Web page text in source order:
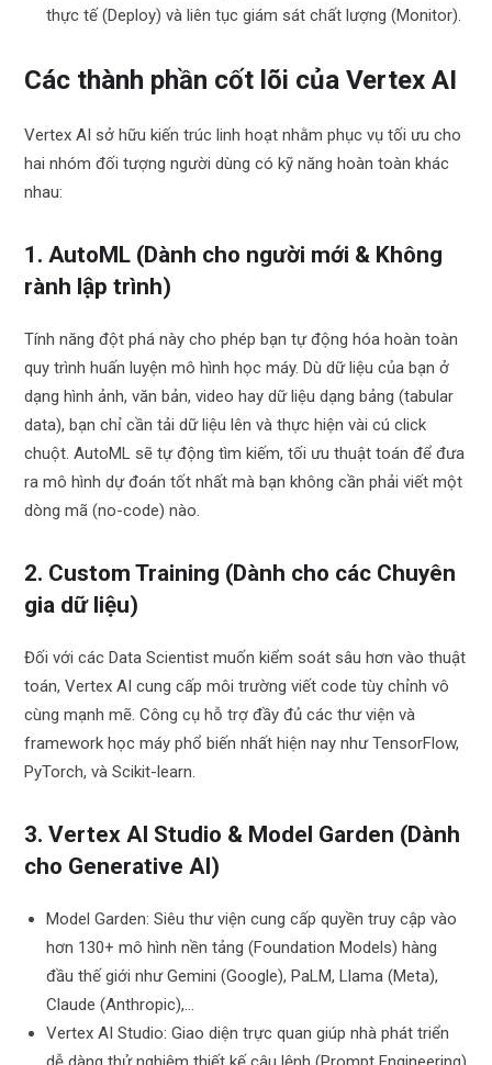
thực tế (Deploy) và liên tục giám sát chất lượng (Monitor).
Các thành phần cốt lõi của Vertex AI
Vertex AI sở hữu kiến trúc linh hoạt nhằm phục vụ tối ưu cho
hai nhóm đối tượng người dùng có kỹ năng hoàn toàn khác
nhau:
1. AutoML (Dành cho người mới & Không
rành lập trình)
Tính năng đột phá này cho phép bạn tự động hóa hoàn toàn
quy trình huấn luyện mô hình học máy. Dù dữ liệu của bạn ở
dạng hình ảnh, văn bản, video hay dữ liệu dạng bảng (tabular
data), bạn chỉ cần tải dữ liệu lên và thực hiện vài cú click
chuột. AutoML sẽ tự động tìm kiếm, tối ưu thuật toán để đưa
ra mô hình dự đoán tốt nhất mà bạn không cần phải viết một
dòng mã (no-code) nào.
2. Custom Training (Dành cho các Chuyên
gia dữ liệu)
Đối với các Data Scientist muốn kiểm soát sâu hơn vào thuật
toán, Vertex AI cung cấp môi trường viết code tùy chỉnh vô
cùng mạnh mẽ. Công cụ hỗ trợ đầy đủ các thư viện và
framework học máy phổ biến nhất hiện nay như TensorFlow,
PyTorch, và Scikit-learn.
3. Vertex AI Studio & Model Garden (Dành
cho Generative AI)
Model Garden: Siêu thư viện cung cấp quyền truy cập vào
hơn 130+ mô hình nền tảng (Foundation Models) hàng
đầu thế giới như Gemini (Google), PaLM, Llama (Meta),
Claude (Anthropic),…
Vertex AI Studio: Giao diện trực quan giúp nhà phát triển